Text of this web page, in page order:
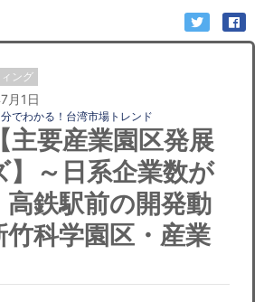
ング
月1日
でわかる！台湾市場トレンド
主要産業園区発展
】～日系企業数が
高鉄駅前の開発動
竹科学園区・産業